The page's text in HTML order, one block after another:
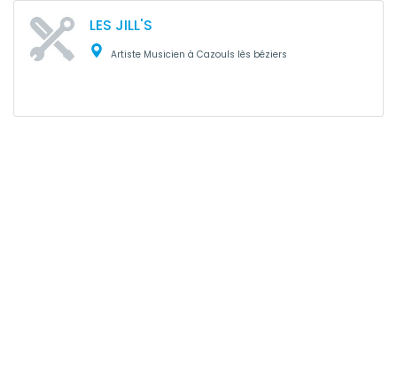
LES JILL'S
Artiste Musicien à Cazouls lès béziers